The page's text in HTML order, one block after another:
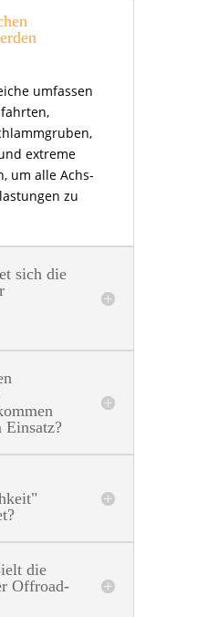
umfassen
extreme
um alle Achs-
zu
sich die
Einsatz?
die
Offroad-